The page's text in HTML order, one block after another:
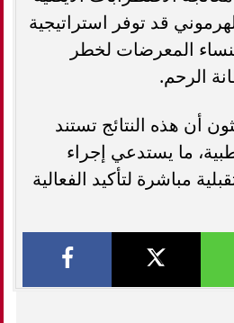
قد توفر استراتيجية
المعرضات لخطر
الرحم.
أن هذه النتائج تستند
ما يستدعي إجراء
مباشرة لتأكيد الفعالية